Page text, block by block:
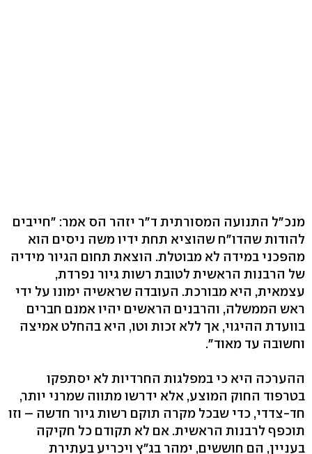
מנכ"ל התנועה המסורתית ד"ר יזהר הס אמר: "חייבים
להודות שהדו"ח שהוציא תחת ידיו משה ניסים הוא
מהפכני במידה לא מבוטלת. הוצאת תחום הגיור מידיה
של הרבנות הראשית לטובת רשות גיור נפרדת,
עצמאית, היא מבורכת. העובדה שראשיה ימונו על ידי
ראש הממשלה, והרבנים הראשים יהיו אמנם חברים
בוועדת ההיגוי, אך ללא זכות וטו, היא בהחלט אמיצה
וחשובה עד מאוד".
ההערכה היא כי במפלגות החרדיות לא יסתפקו
בטרפוד החוק המוצע, אלא ידרשו מתווה שמרני יותר,
חד-צדדי, כדי שבכל מקרה תוקם רשות גיור חדשה – וזו
תוכפף לרבנות הראשית. אם לא תקודם כל חקיקה
בעניין, הם חוששים, ימהר בג"ץ ויכריע בעתירת